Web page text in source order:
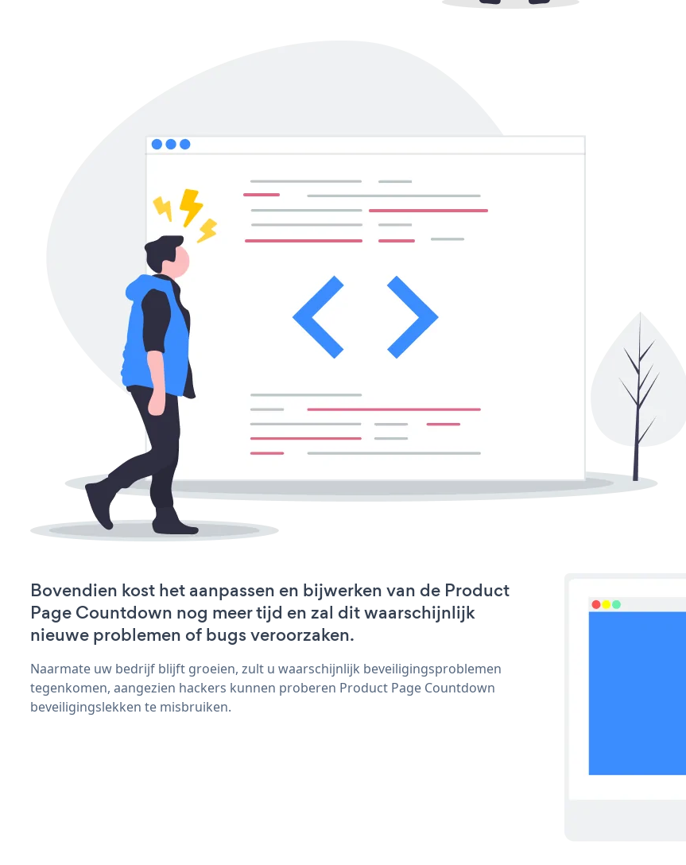
Bovendien kost het aanpassen en bijwerken van de Product
Page Countdown nog meer tijd en zal dit waarschijnlijk
nieuwe problemen of bugs veroorzaken.
Naarmate uw bedrijf blijft groeien, zult u waarschijnlijk beveiligingsproblemen
tegenkomen, aangezien hackers kunnen proberen Product Page Countdown
beveiligingslekken te misbruiken.